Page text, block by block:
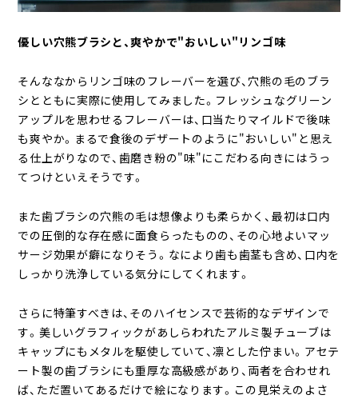
優しい穴熊ブラシと、爽やかで"おいしい"リンゴ味
そんななからリンゴ味のフレーバーを選び、穴熊の毛のブラ
シとともに実際に使用してみました。フレッシュなグリーン
アップルを思わせるフレーバーは、口当たりマイルドで後味
も爽やか。まるで食後のデザートのように"おいしい"と思え
る仕上がりなので、歯磨き粉の"味"にこだわる向きにはうっ
てつけといえそうです。
また歯ブラシの穴熊の毛は想像よりも柔らかく、最初は口内
での圧倒的な存在感に面食らったものの、その心地よいマッ
サージ効果が癖になりそう。なにより歯も歯茎も含め、口内を
しっかり洗浄している気分にしてくれます。
さらに特筆すべきは、そのハイセンスで芸術的なデザインで
す。美しいグラフィックがあしらわれたアルミ製チューブは
キャップにもメタルを駆使していて、凛とした佇まい。アセテ
ート製の歯ブラシにも重厚な高級感があり、両者を合わせれ
ば、ただ置いてあるだけで絵になります。この見栄えのよさ